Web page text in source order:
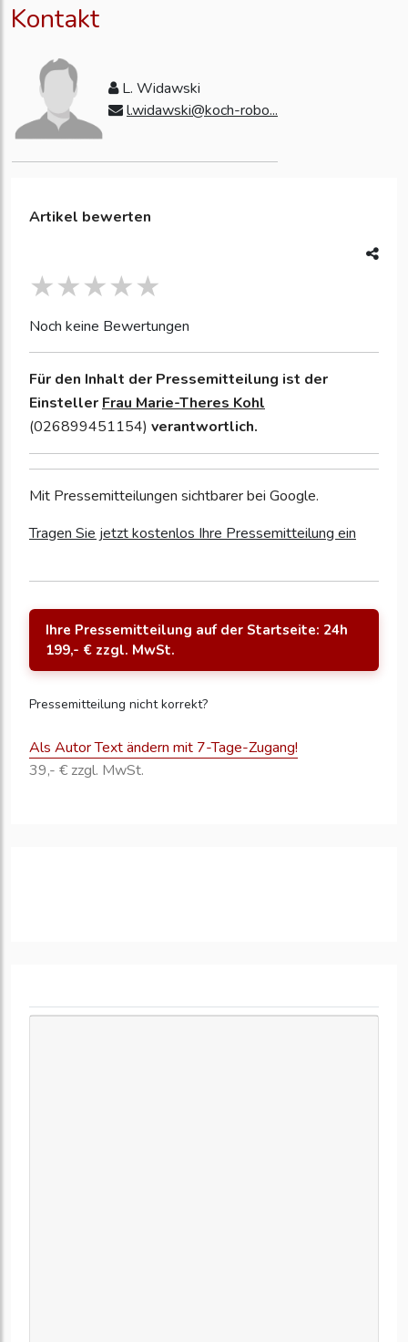
Kontakt
L. Widawski
l.widawski@koch-robo...
Artikel bewerten
Noch keine Bewertungen
Für den Inhalt der Pressemitteilung ist der
Einsteller Frau Marie-Theres Kohl
(026899451154) verantwortlich.
Mit Pressemitteilungen sichtbarer bei Google.
Tragen Sie jetzt kostenlos Ihre Pressemitteilung ein
Ihre Pressemitteilung auf der Startseite: 24h
199,- € zzgl. MwSt.
Pressemitteilung nicht korrekt?
Als Autor Text ändern mit 7-Tage-Zugang!
39,- € zzgl. MwSt.